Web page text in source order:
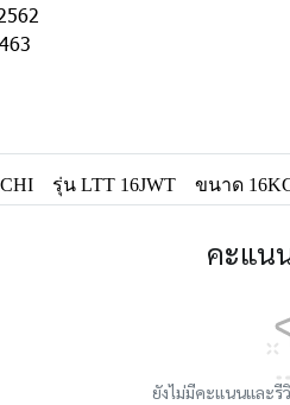
รุ่น LTT 16JWT ขนาด
คะแน
ยังไม่มีคะแนนและรี